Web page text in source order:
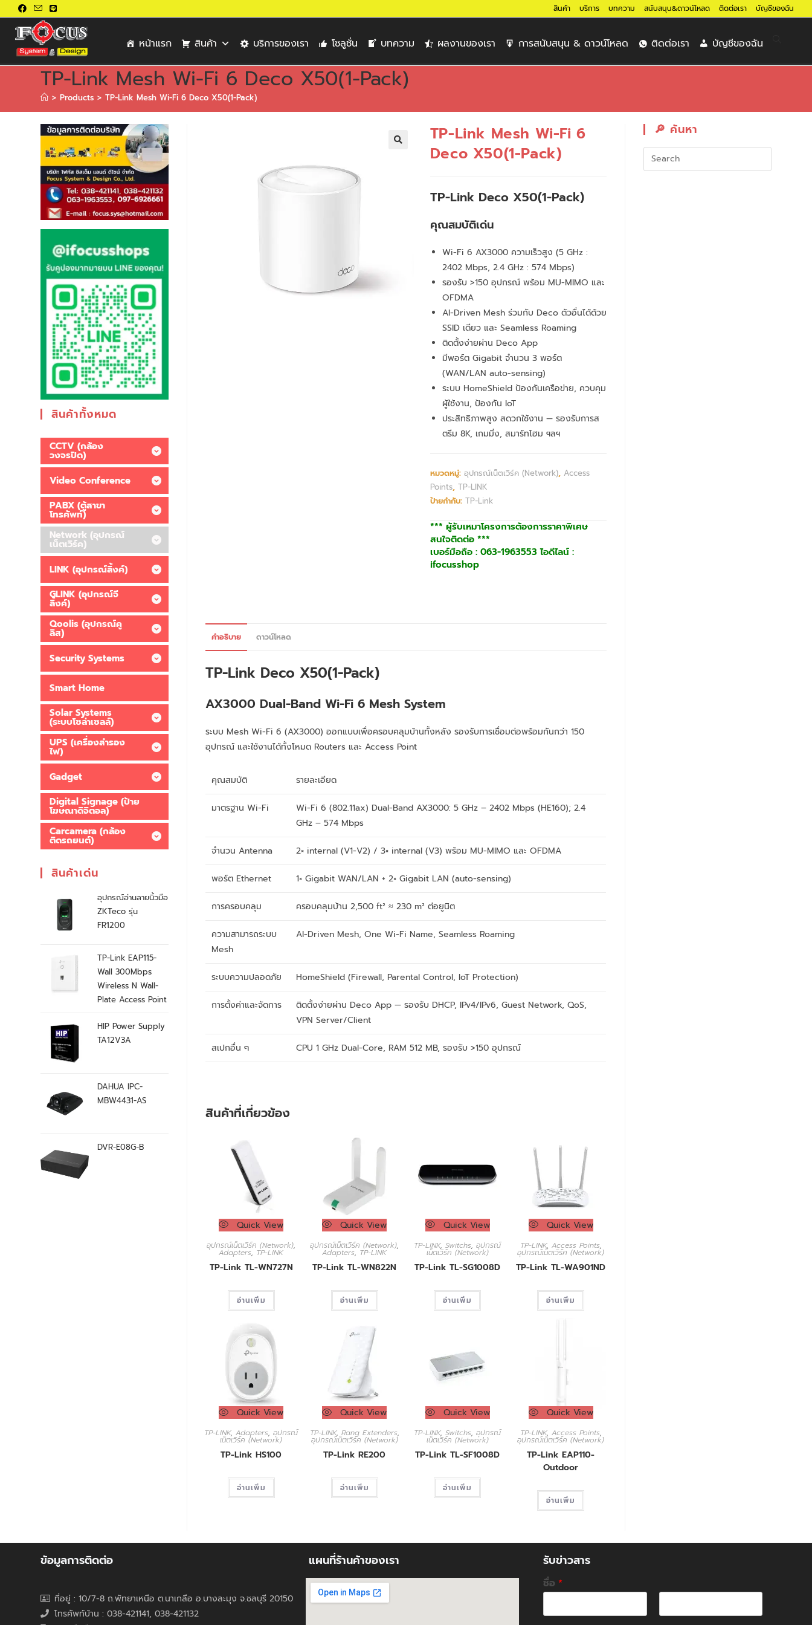
สินค้า บริการ บทความ สนับสนุน&ดาวน์โหลด ติดต่อเรา บัญชีของฉัน
หน้าแรก สินค้า บริการของเรา โซลูชั่น บทความ ผลงานของเรา การสนับสนุน & ดาวน์โหลด ติดต่อเรา บัญชีของฉัน
TP-Link Mesh Wi-Fi 6 Deco X50(1-Pack)
> Products > TP-Link Mesh Wi-Fi 6 Deco X50(1-Pack)
TP-Link Mesh Wi-Fi 6
Deco X50(1-Pack)
TP-Link Deco X50(1-Pack)
คุณสมบัติเด่น
Wi-Fi 6 AX3000 ความเร็วสูง (5 GHz :
2402 Mbps, 2.4 GHz : 574 Mbps)
รองรับ >150 อุปกรณ์ พร้อม MU-MIMO และ
OFDMA
AI-Driven Mesh ร่วมกับ Deco ตัวอื่นได้ด้วย
SSID เดียว และ Seamless Roaming
ติดตั้งง่ายผ่าน Deco App
มีพอร์ต Gigabit จำนวน 3 พอร์ต
(WAN/LAN auto-sensing)
ระบบ HomeShield ป้องกันเครือข่าย, ควบคุม
ผู้ใช้งาน, ป้องกัน IoT
ประสิทธิภาพสูง สดวกใช้งาน — รองรับการส
ตรีม 8K, เกมมิ่ง, สมาร์ทโฮม ฯลฯ
หมวดหมู่: อุปกรณ์เน็ตเวิร์ค (Network), Access
Points, TP-LINK
ป้ายกำกับ: TP-Link
*** ผู้รับเหมาโครงการต้องการราคาพิเศษ
สนใจติดต่อ ***
เบอร์มือถือ : 063-1963553 ไอดีไลน์ :
ifocusshop
คำอธิบาย ดาวน์โหลด
TP-Link Deco X50(1-Pack)
AX3000 Dual-Band Wi-Fi 6 Mesh System
ระบบ Mesh Wi-Fi 6 (AX3000) ออกแบบเพื่อครอบคลุมบ้านทั้งหลัง รองรับการเชื่อมต่อพร้อมกันกว่า 150
อุปกรณ์ และใช้งานได้ทั้งโหมด Routers และ Access Point
คุณสมบัติ รายละเอียด
มาตรฐาน Wi-Fi
Wi-Fi 6 (802.11ax) Dual-Band AX3000: 5 GHz – 2402 Mbps (HE160); 2.4
GHz – 574 Mbps
จำนวน Antenna 2× internal (V1-V2) / 3× internal (V3) พร้อม MU-MIMO และ OFDMA
พอร์ต Ethernet 1× Gigabit WAN/LAN + 2× Gigabit LAN (auto-sensing)
การครอบคลุม ครอบคลุมบ้าน 2,500 ft² ≈ 230 m² ต่อยูนิต
ความสามารถระบบ
Mesh
AI-Driven Mesh, One Wi-Fi Name, Seamless Roaming
ระบบความปลอดภัย HomeShield (Firewall, Parental Control, IoT Protection)
การตั้งค่าและจัดการ
ติดตั้งง่ายผ่าน Deco App — รองรับ DHCP, IPv4/IPv6, Guest Network, QoS,
VPN Server/Client
สเปกอื่น ๆ CPU 1 GHz Dual-Core, RAM 512 MB, รองรับ >150 อุปกรณ์
สินค้าที่เกี่ยวข้อง
Quick View
อุปกรณ์เน็ตเวิร์ค (Network),
Adapters, TP-LINK
TP-Link TL-WN727N
อ่านเพิ่ม
Quick View
อุปกรณ์เน็ตเวิร์ค (Network),
Adapters, TP-LINK
TP-Link TL-WN822N
อ่านเพิ่ม
Quick View
TP-LINK,Switchs,อุปกรณ์
เน็ตเวิร์ค (Network)
TP-Link TL-SG1008D
อ่านเพิ่ม
Quick View
TP-LINK, Access Points,
อุปกรณ์เน็ตเวิร์ค (Network)
TP-Link TL-WA901ND
อ่านเพิ่ม
Quick View
TP-LINK,Adapters,อุปกรณ์
เน็ตเวิร์ค (Network)
TP-Link HS100
อ่านเพิ่ม
Quick View
TP-LINK, Rang Extenders,
อุปกรณ์เน็ตเวิร์ค (Network)
TP-Link RE200
อ่านเพิ่ม
Quick View
TP-LINK,Switchs,อุปกรณ์
เน็ตเวิร์ค (Network)
TP-Link TL-SF1008D
อ่านเพิ่ม
Quick View
TP-LINK, Access Points,
อุปกรณ์เน็ตเวิร์ค (Network)
TP-Link EAP110-
Outdoor
อ่านเพิ่ม
สินค้าทั้งหมด
CCTV (กล้อง
วงจรปิด)
Video Conference
PABX (ตู้สาขา
โทรศัพท์)
Network (อุปกรณ์
เน็ตเวิร์ค)
LINK (อุปกรณ์ลิ้งค์)
GLINK (อุปกรณ์จี
ลิ้งค์)
Qoolis (อุปกรณ์คู
ลิส)
Security Systems
Smart Home
Solar Systems
(ระบบโซล่าเซลล์)
UPS (เครื่องสำรอง
ไฟ)
Gadget
Digital Signage (ป้าย
โฆษณาดิจิตอล)
Carcamera (กล้อง
ติดรถยนต์)
สินค้าเด่น
อุปกรณ์อ่านลายนิ้วมือ
ZKTeco รุ่น
FR1200
TP-Link EAP115-
Wall 300Mbps
Wireless N Wall-
Plate Access Point
HIP Power Supply
TA12V3A
DAHUA IPC-
MBW4431-AS
DVR-E08G-B
🔎︎ ค้นหา
ข้อมูลการติดต่อ
ที่อยู่ : 10/7-8 ถ.พัทยาเหนือ ต.นาเกลือ อ.บางละมุง จ.ชลบุรี 20150
โทรศัพท์บ้าน : 038-421141, 038-421132
แผนที่ร้านค้าของเรา รับข่าวสาร
ชื่อ *
F
L